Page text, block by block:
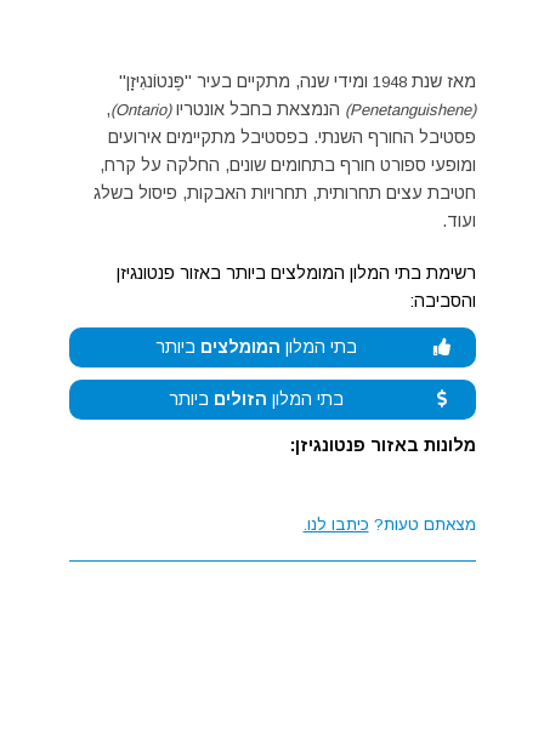
מאז שנת1948 ומידי שנה, מתקיים בעיר "פֶּנטוֹנגִיזָן"
(Penetanguishene) הנמצאת בחבל אונטריו (Ontario)
,
פסטיבל החורף השנתי. בפסטיבל מתקיימים אירועים
ומופעי ספורט חורף בתחומים שונים, החלקה על קרח,
חטיבת עצים תחרותית, תחרויות האבקות, פיסול בשלג
ועוד.
רשימת בתי המלון המומלצים ביותר באזור פנטונגיזן
והסביבה:
בתי המלון המומלצים ביותר
בתי המלון הזולים ביותר
מלונות באזור פנטונגיזן:
מצאתם טעות? כיתבו לנו.